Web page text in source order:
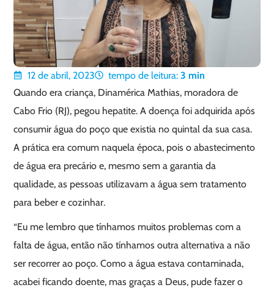
12 de abril, 2023 tempo de leitura: 3 min
Quando era criança, Dinamérica Mathias, moradora de
Cabo Frio (RJ), pegou hepatite. A doença foi adquirida após
consumir água do poço que existia no quintal da sua casa.
A prática era comum naquela época, pois o abastecimento
de água era precário e, mesmo sem a garantia da
qualidade, as pessoas utilizavam a água sem tratamento
para beber e cozinhar.
“Eu me lembro que tínhamos muitos problemas com a
falta de água, então não tínhamos outra alternativa a não
ser recorrer ao poço. Como a água estava contaminada,
acabei ficando doente, mas graças a Deus, pude fazer o